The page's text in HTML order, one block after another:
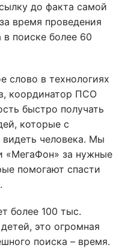
до факта самой
время проведения
поиске более 60
слово в технологиях
координатор ПСО
быстро получать
которые с
человека. Мы
«МегаФон» за нужные
помогают спасти
более 100 тыс.
это огромная
поиска – время.